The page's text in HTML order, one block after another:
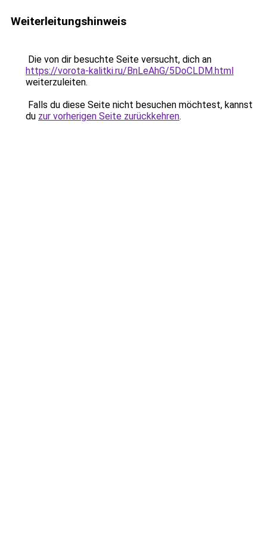
Weiterleitungshinweis
Die von dir besuchte Seite versucht, dich an
https://vorota-kalitki.ru/BnLeAhG/5DoCLDM.html
weiterzuleiten.
Falls du diese Seite nicht besuchen möchtest, kannst
du zur vorherigen Seite zurückkehren.